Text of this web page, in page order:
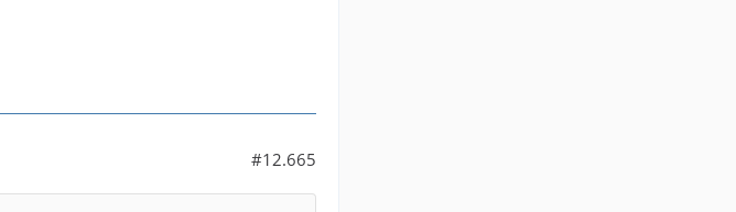
#12.665